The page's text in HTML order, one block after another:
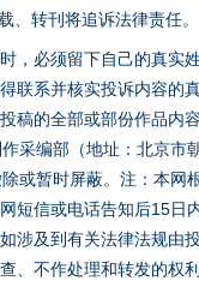
转刊将追诉法律责任。
，必须留下自己的真实
联系并核实投诉内容的
稿的全部或部份作品内
采编部（地址：北京市
或暂时屏蔽。注：本网
短信或电话告知后15日
涉及到有关法律法规由
、不作处理和转发的权利